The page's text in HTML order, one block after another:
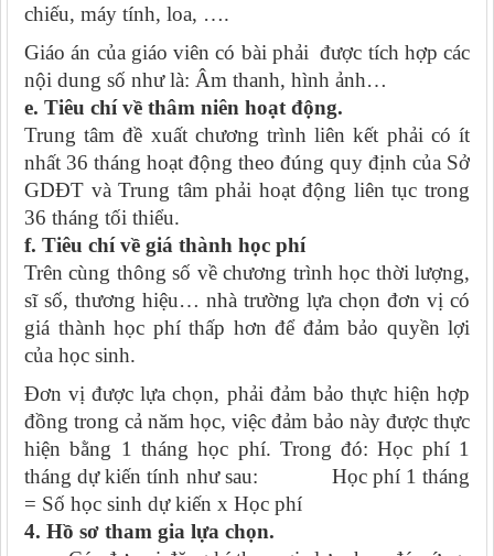
chiếu, máy tính, loa, ….
Giáo án của giáo viên có bài phải được tích hợp các
nội dung số như là: Âm thanh, hình ảnh…
e. Tiêu chí về thâm niên hoạt động.
Trung tâm đề xuất chương trình liên kết phải có ít
nhất 36 tháng hoạt động theo đúng quy định của Sở
GDĐT và Trung tâm phải hoạt động liên tục trong
36 tháng tối thiểu.
f. Tiêu chí về giá thành học phí
Trên cùng thông số về chương trình học thời lượng,
sĩ số, thương hiệu… nhà trường lựa chọn đơn vị có
giá thành học phí thấp hơn để đảm bảo quyền lợi
của học sinh.
Đơn vị được lựa chọn, phải đảm bảo thực hiện hợp
đồng trong cả năm học, việc đảm bảo này được thực
hiện bằng 1 tháng học phí. Trong đó: Học phí 1
tháng dự kiến tính như sau: Học phí 1 tháng
= Số học sinh dự kiến x Học phí
4. Hồ sơ tham gia lựa chọn.